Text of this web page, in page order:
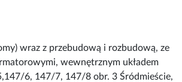
wraz z przebudową i rozbudową, ze
wewnętrznym układem
6, 147/7, 147/8 obr. 3 Śródmieście,